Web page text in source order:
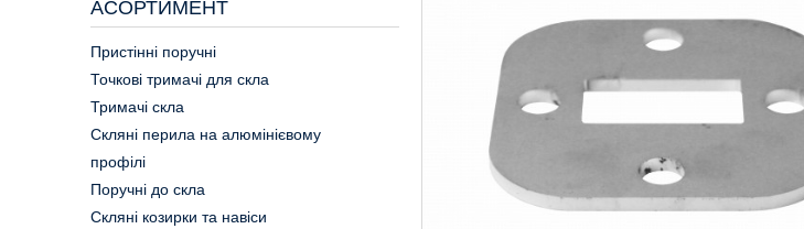
АСОРТИМЕНТ
Пристінні поручні
Точкові тримачі для скла
Тримачі скла
Скляні перила на алюмінієвому
профілі
Поручні до скла
Скляні козирки та навіси